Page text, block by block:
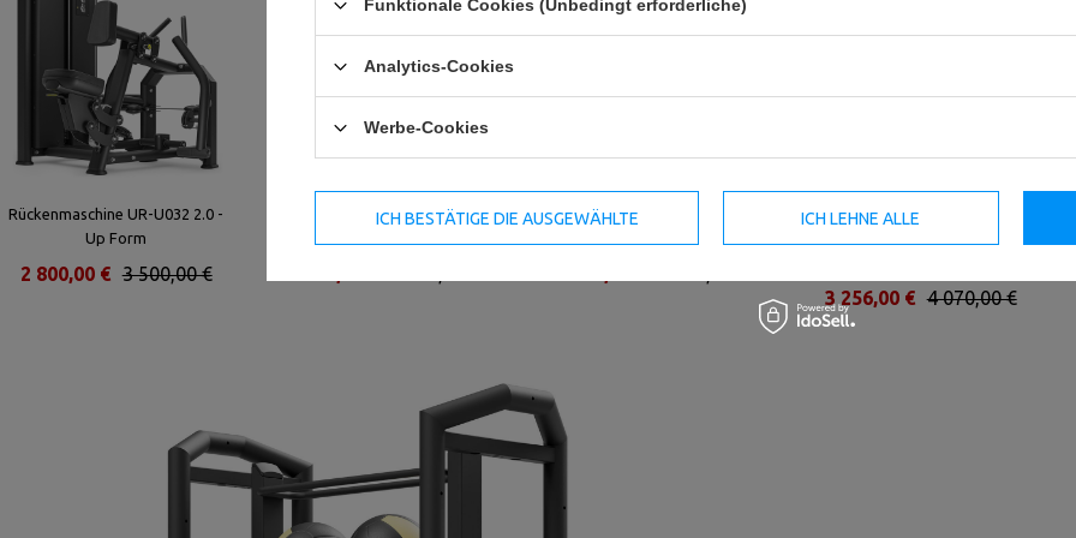
Rückenmaschine UR-U032 2.0 -
Up Form
3 500,00 €
2 800,00 €
Beinstrecker Maschine US-U009 -
Pec Fly und Heck Delt Maschine
Cable
4 070,00 €
3 256,00 €
Funktionale Cookies (Unbedingt erforderliche)
Analytics-Cookies
Werbe-Cookies
ICH BESTÄTIGE DIE AUSGEWÄHLTE ICH LEHNE ALLE